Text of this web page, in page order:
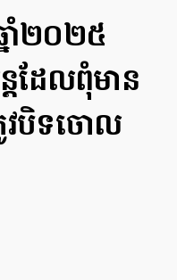
ាំ២០២៥
តដែលពុំ​មាន
រូវ​បិទចោល